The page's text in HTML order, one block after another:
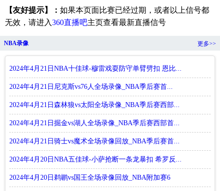
【友好提示】： 如果本页面比赛已经过期，或者以上信号都
无效，请进入360直播吧主页查看最新直播信号
NBA录像 更多>>
2024年4月21日NBA十佳球-穆雷戏耍防守单臂劈扣 恩比...
2024年4月21日尼克斯vs76人全场录像_NBA季后赛首...
2024年4月21日森林狼vs太阳全场录像_NBA季后赛西部...
2024年4月21日掘金vs湖人全场录像_NBA季后赛西部首...
2024年4月21日骑士vs魔术全场录像回放_NBA季后赛首...
2024年4月20日NBA五佳球-小萨抢断一条龙暴扣 希罗反...
2024年4月20日鹈鹕vs国王全场录像回放_NBA附加赛6